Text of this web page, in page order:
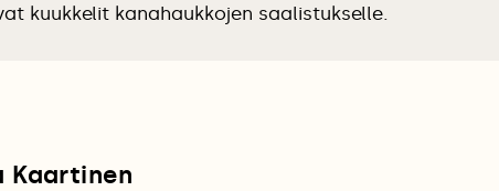
kuukkelit kanahaukkojen saalistukselle.
Kaartinen